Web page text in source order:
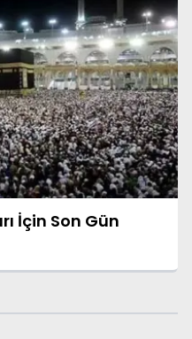
İçin Son Gün